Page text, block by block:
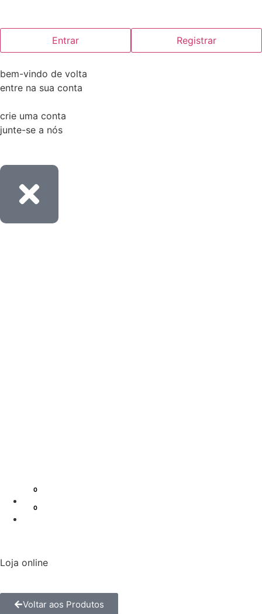
Entrar Registrar
bem-vindo de volta
entre na sua conta
crie uma conta
junte-se a nós
Loja online
Voltar aos Produtos